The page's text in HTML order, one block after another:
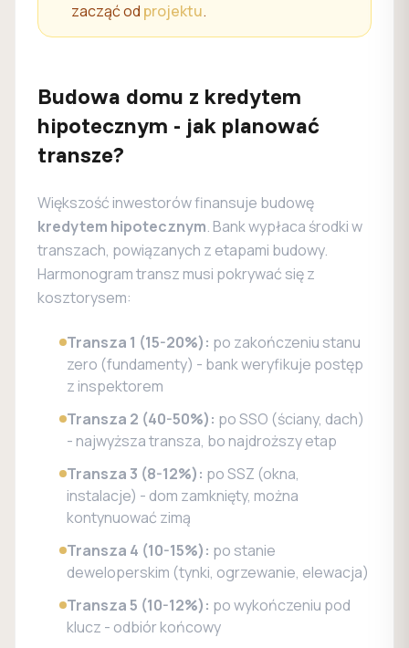
zacząć od projektu.
Budowa domu z kredytem
hipotecznym - jak planować
transze?
Większość inwestorów finansuje budowę
kredytem hipotecznym. Bank wypłaca środki w
transzach, powiązanych z etapami budowy.
Harmonogram transz musi pokrywać się z
kosztorysem:
Transza 1 (15-20%): po zakończeniu stanu
zero (fundamenty) - bank weryfikuje postęp
z inspektorem
Transza 2 (40-50%): po SSO (ściany, dach)
- najwyższa transza, bo najdroższy etap
Transza 3 (8-12%): po SSZ (okna,
instalacje) - dom zamknięty, można
kontynuować zimą
Transza 4 (10-15%): po stanie
deweloperskim (tynki, ogrzewanie, elewacja)
Transza 5 (10-12%): po wykończeniu pod
klucz - odbiór końcowy